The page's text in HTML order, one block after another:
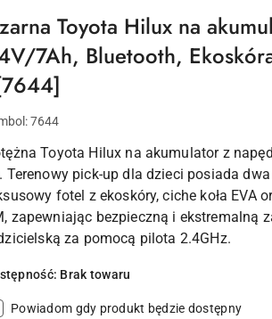
Toyota Hilux na
7Ah, Bluetooth,
7644
Toyota Hilux na akumulator z
Terenowy pick-up dla dzieci posiada
fotel z ekoskóry, ciche koła EVA
zapewniając bezpieczną i ekstremalną
za pomocą pilota 2.4GHz.
Brak towaru
Powiadom gdy produkt będzie dostępny